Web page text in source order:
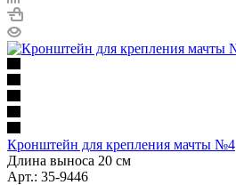
Кронштейн для крепления мачты №4
Длина выноса 20 см
Арт.: 35-9446